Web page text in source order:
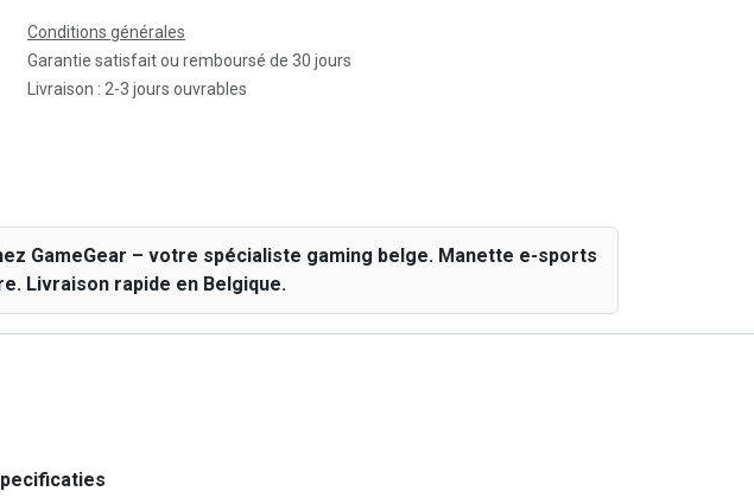
Conditions générales
Garantie satisfait ou remboursé de 30 jours
Livraison : 2-3 jours ouvrables
GameGear – votre spécialiste gaming belge. Manette e-sports
Livraison rapide en Belgique.